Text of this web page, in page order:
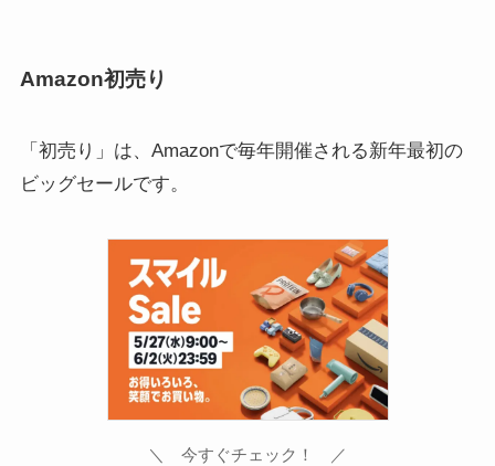
Amazon初売り
「初売り」は、Amazonで毎年開催される新年最初の
ビッグセールです。
＼ 今すぐチェック！ ／